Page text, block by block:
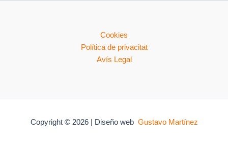
Cookies
Política de privacitat
Avís Legal
Copyright © 2026 | Diseño web Gustavo Martínez